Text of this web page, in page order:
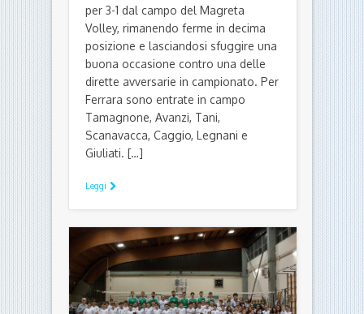
per 3-1 dal campo del Magreta
Volley, rimanendo ferme in decima
posizione e lasciandosi sfuggire una
buona occasione contro una delle
dirette avversarie in campionato. Per
Ferrara sono entrate in campo
Tamagnone, Avanzi, Tani,
Scanavacca, Caggio, Legnani e
Giuliati. […]
Leggi